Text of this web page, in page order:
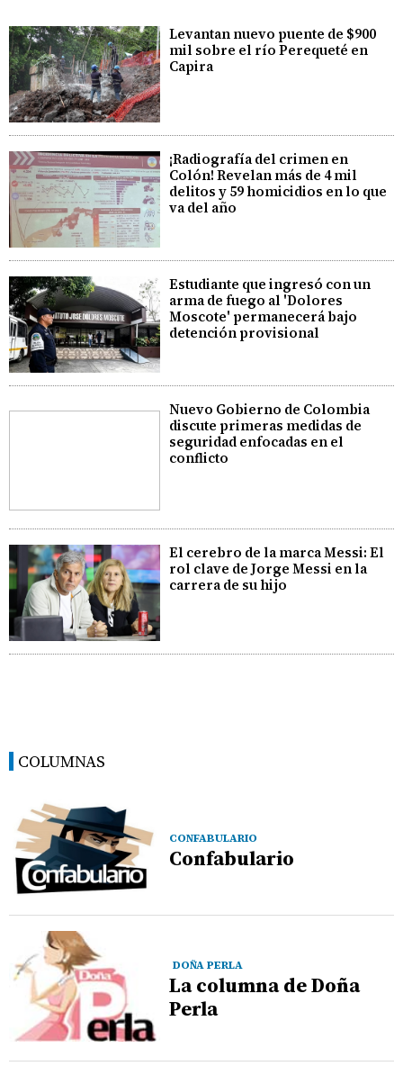
Levantan nuevo puente de $900
mil sobre el río Perequeté en
Capira
¡Radiografía del crimen en
Colón! Revelan más de 4 mil
delitos y 59 homicidios en lo que
va del año
Estudiante que ingresó con un
arma de fuego al 'Dolores
Moscote' permanecerá bajo
detención provisional
Nuevo Gobierno de Colombia
discute primeras medidas de
seguridad enfocadas en el
conflicto
El cerebro de la marca Messi: El
rol clave de Jorge Messi en la
carrera de su hijo
COLUMNAS
CONFABULARIO
Confabulario
DOÑA PERLA
La columna de Doña
Perla